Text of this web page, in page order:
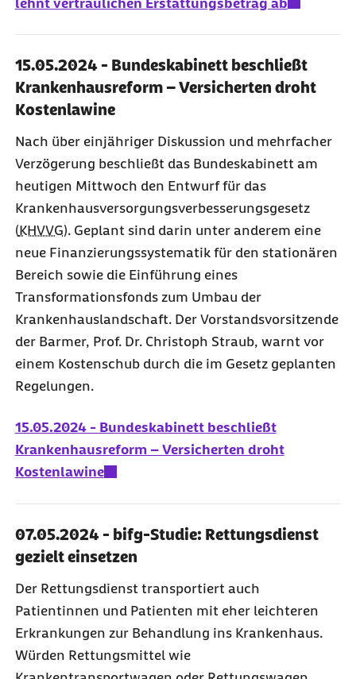
15.05.2024 - Bundeskabinett beschließt
Krankenhausreform – Versicherten droht
Kostenlawine
Nach über einjähriger Diskussion und mehrfacher
Verzögerung beschließt das Bundeskabinett am
heutigen Mittwoch den Entwurf für das
Krankenhausversorgungsverbesserungsgesetz
(KHVVG). Geplant sind darin unter anderem eine
neue Finanzierungssystematik für den stationären
Bereich sowie die Einführung eines
Transformationsfonds zum Umbau der
Krankenhauslandschaft. Der Vorstandsvorsitzende
der Barmer, Prof. Dr. Christoph Straub, warnt vor
einem Kostenschub durch die im Gesetz geplanten
Regelungen.
15.05.2024 - Bundeskabinett beschließt
Krankenhausreform – Versicherten droht
Kostenlawine
07.05.2024 - bifg-Studie: Rettungsdienst
gezielt einsetzen
Der Rettungsdienst transportiert auch
Patientinnen und Patienten mit eher leichteren
Erkrankungen zur Behandlung ins Krankenhaus.
Würden Rettungsmittel wie